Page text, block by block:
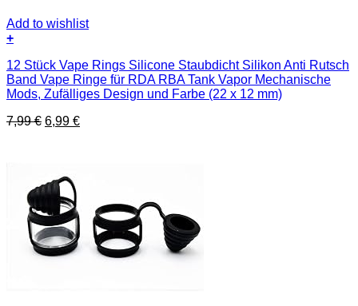
Add to wishlist
+
12 Stück Vape Rings Silicone Staubdicht Silikon Anti Rutsch
Band Vape Ringe für RDA RBA Tank Vapor Mechanische
Mods, Zufälliges Design und Farbe (22 x 12 mm)
7,99€ Ursprünglicher
6,99 €Aktueller